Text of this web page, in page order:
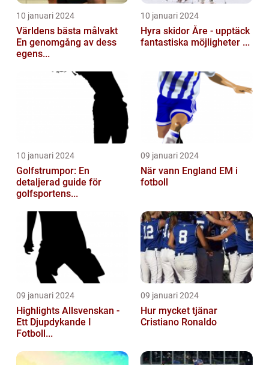
10 januari 2024
Världens bästa målvakt
En genomgång av dess
egens...
10 januari 2024
Hyra skidor Åre - upptäck
fantastiska möjligheter ...
10 januari 2024
Golfstrumpor: En
detaljerad guide för
golfsportens...
09 januari 2024
När vann England EM i
fotboll
09 januari 2024
Highlights Allsvenskan -
Ett Djupdykande I
Fotboll...
09 januari 2024
Hur mycket tjänar
Cristiano Ronaldo